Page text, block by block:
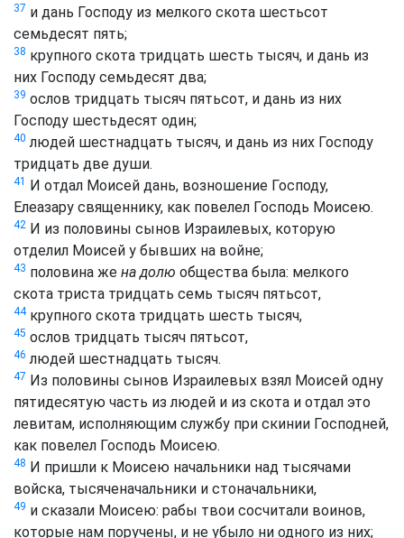
37 и дань Господу из мелкого скота шестьсот
семьдесят пять;
38 крупного скота тридцать шесть тысяч, и дань из
них Господу семьдесят два;
39 ослов тридцать тысяч пятьсот, и дань из них
Господу шестьдесят один;
40 людей шестнадцать тысяч, и дань из них Господу
тридцать две души.
41 И отдал Моисей дань, возношение Господу,
Елеазару священнику, как повелел Господь Моисею.
42 И из половины сынов Израилевых, которую
отделил Моисей у бывших на войне;
43 половина же на долю общества была: мелкого
скота триста тридцать семь тысяч пятьсот,
44крупного скота тридцать шесть тысяч,
45 ослов тридцать тысяч пятьсот,
46 людей шестнадцать тысяч.
47 Из половины сынов Израилевых взял Моисей одну
пятидесятую часть из людей и из скота и отдал это
левитам, исполняющим службу при скинии Господней,
как повелел Господь Моисею.
48 И пришли к Моисею начальники над тысячами
войска, тысяченачальники и стоначальники,
49 и сказали Моисею: рабы твои сосчитали воинов,
которые нам поручены, и не убыло ни одного из них;